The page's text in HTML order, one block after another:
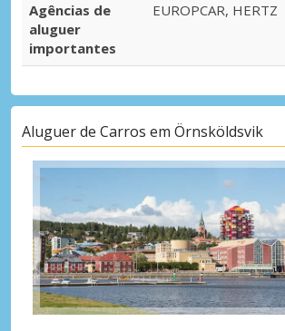
Agências de
aluguer
importantes
EUROPCAR, HERTZ
Aluguer de Carros em Örnsköldsvik